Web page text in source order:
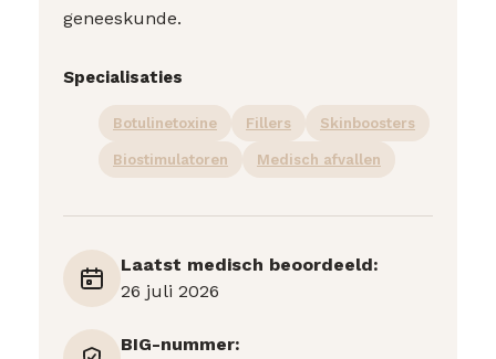
geneeskunde.
Specialisaties
Botulinetoxine Fillers Skinboosters
Biostimulatoren Medisch afvallen
Laatst medisch beoordeeld:
26 juli 2026
BIG-nummer: